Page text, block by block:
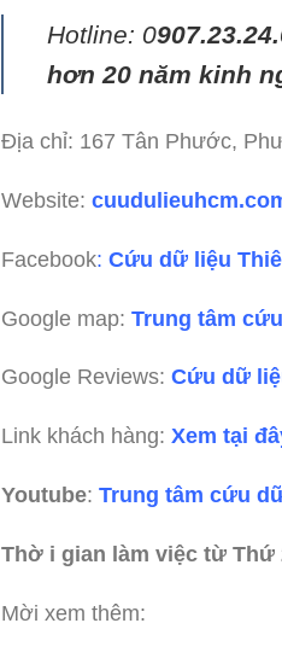
Hotline: 0
hơn 20 năm kinh
Địa chỉ: 167 Tân Phước,
Website:
Facebook: Cứu dữ liệu
Google map: Trung tâm
Google Reviews: Cứu dữ
Link khách hàng: Xem tại
Youtube: Trung tâm cứu
Thờ i gian làm việc từ Thứ
Mời xem thêm: